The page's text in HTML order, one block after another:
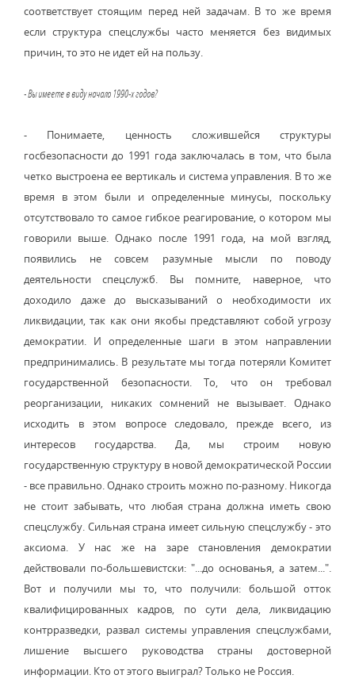
соответствует стоящим перед ней задачам. В то же время
если структура спецслужбы часто меняется без видимых
причин, то это не идет ей на пользу.
- Вы имеете в виду начало 1990-х годов?
- Понимаете, ценность сложившейся структуры
госбезопасности до 1991 года заключалась в том, что была
четко выстроена ее вертикаль и система управления. В то же
время в этом были и определенные минусы, поскольку
отсутствовало то самое гибкое реагирование, о котором мы
говорили выше. Однако после 1991 года, на мой взгляд,
появились не совсем разумные мысли по поводу
деятельности спецслужб. Вы помните, наверное, что
доходило даже до высказываний о необходимости их
ликвидации, так как они якобы представляют собой угрозу
демократии. И определенные шаги в этом направлении
предпринимались. В результате мы тогда потеряли Комитет
государственной безопасности. То, что он требовал
реорганизации, никаких сомнений не вызывает. Однако
исходить в этом вопросе следовало, прежде всего, из
интересов государства. Да, мы строим новую
государственную структуру в новой демократической России
- все правильно. Однако строить можно по-разному. Никогда
не стоит забывать, что любая страна должна иметь свою
спецслужбу. Сильная страна имеет сильную спецслужбу - это
аксиома. У нас же на заре становления демократии
действовали по-большевистски: "...до основанья, а затем...".
Вот и получили мы то, что получили: большой отток
квалифицированных кадров, по сути дела, ликвидацию
контрразведки, развал системы управления спецслужбами,
лишение высшего руководства страны достоверной
информации. Кто от этого выиграл? Только не Россия.